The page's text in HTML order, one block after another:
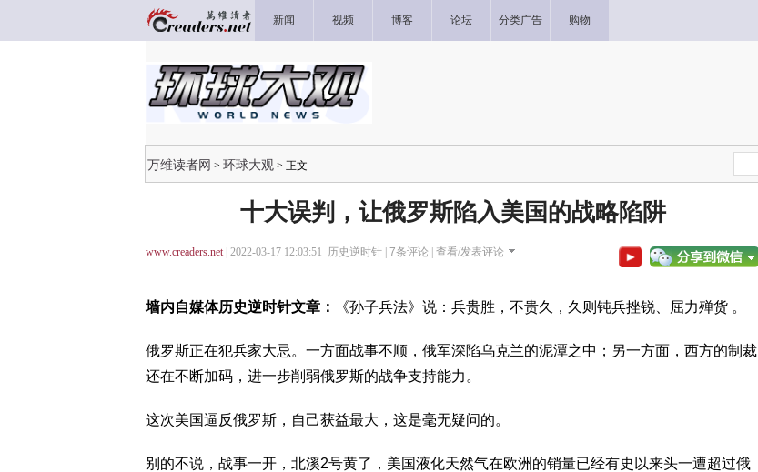
新闻 视频 博客 论坛 分类广告 购物
万维读者网 > 环球大观 > 正文
十大误判，让俄罗斯陷入美国的战略陷阱
www.creaders.net| 2022-03-17 12:03:51 历史逆时针 | 7条评论 | 查看/发表评论
墙内自媒体历史逆时针文章： 《孙子兵法》说：兵贵胜，不贵久，久则钝兵挫锐、屈力殚货 。
俄罗斯正在犯兵家大忌。一方面战事不顺，俄军深陷乌克兰的泥潭之中；另一方面，西方的制裁
还在不断加码，进一步削弱俄罗斯的战争支持能力。
这次美国逼反俄罗斯，自己获益最大，这是毫无疑问的。
别的不说，战事一开，北溪2号黄了，美国液化天然气在欧洲的销量已经有史以来头一遭超过俄